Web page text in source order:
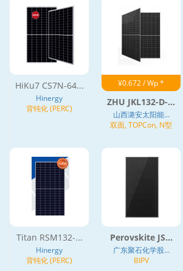
HiKu7 CS7N-64...
Hinergy
背钝化 (PERC)
¥0.672 / Wp *
ZHU JKL132-D-...
山西潞安太阳能...
双面, TOPCon, N型
Titan RSM132-...
Hinergy
背钝化 (PERC)
Perovskite JS...
广东聚石化学股...
BIPV